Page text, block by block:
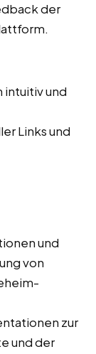
der
intuitiv und
Links und
und
von
zur
und der